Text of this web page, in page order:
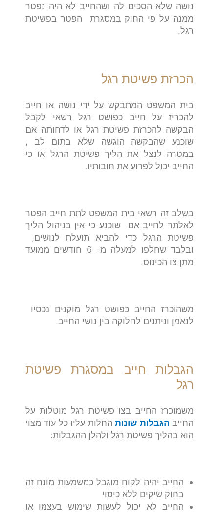
נושה שלא הסכים לה ושהחייב לא היה נפטר
ממנה על פי החוק במסגרת הפטר בפשיטת
רגל.
הכרזת פשיטת רגל
בית המשפט המתבקש על ידי נושה או חייב
להכריז על חייב כפושט רגל רשאי לקבל
הבקשה להכרזת פשיטת רגל או לדחותה אם
שוכנע שהבקשה הוגשה שלא בתום לב ,
במטרה לנצל את הליך פשיטת הרגל או כי
החייב יכול לפרוע את חובותיו.
בשלב זה רשאי בית המשפט לתת חייב הפטר
לאלתר לחייב אם שוכנע כי אין בניהול הליך
פשיטת הרגל כדי להביא תועלת לנושים,
ובלבד שחלפו למעלה מ- 6 חודשים ממועד
מתן צו הכינוס.
משהוכרז החייב כפושט רגל מוקנים נכסיו
לנאמן וניתנים לחלוקה בין נושי החייב.
הגבלות חייב במסגרת פשיטת
רגל
משמוכרז החייב בצו פשיטת רגל מוטלות על
החייב הגבלות שונותהחלות עליו כל עוד מצוי
הוא בהליך פשיטת רגל ולהלן ההגבלות:
החייב יהיה לקוח מוגבל כמשמעות מונח זה
בחוק שיקים ללא כיסוי
החייב לא יכול לעשות שימוש בעצמו או